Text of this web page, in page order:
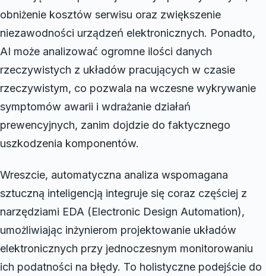
obniżenie kosztów serwisu oraz zwiększenie
niezawodności urządzeń elektronicznych. Ponadto,
AI może analizować ogromne ilości danych
rzeczywistych z układów pracujących w czasie
rzeczywistym, co pozwala na wczesne wykrywanie
symptomów awarii i wdrażanie działań
prewencyjnych, zanim dojdzie do faktycznego
uszkodzenia komponentów.
Wreszcie, automatyczna analiza wspomagana
sztuczną inteligencją integruje się coraz częściej z
narzędziami EDA (Electronic Design Automation),
umożliwiając inżynierom projektowanie układów
elektronicznych przy jednoczesnym monitorowaniu
ich podatności na błędy. To holistyczne podejście do